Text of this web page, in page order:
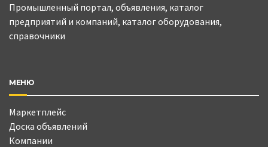
Промышленный портал, объявления, каталог
предприятий и компаний, каталог оборудования,
справочники
МЕНЮ
Маркетплейс
Доска объявлений
Компании